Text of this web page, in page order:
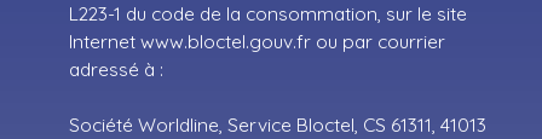
L223-1 du code de la consommation, sur le site
Internet www.bloctel.gouv.fr ou par courrier
adressé à :
Société Worldline, Service Bloctel, CS 61311, 41013